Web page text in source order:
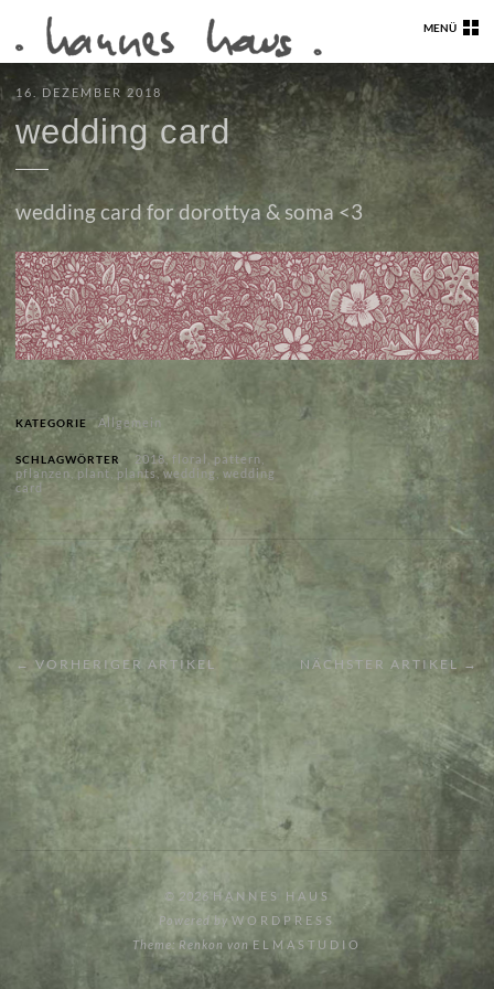
MENÜ
16. DEZEMBER 2018
wedding card
wedding card for dorottya & soma <3
KATEGORIE Allgemein
SCHLAGWÖRTER 2018, floral pattern
pflanzen
plant plants wedding wedding
card
NÄCHSTER ARTIKEL →
← VORHERIGER ARTIKEL
© 2026 HANNES HAUS
Powered by WORDPRESS
Theme: Renkon vonELMASTUDIO